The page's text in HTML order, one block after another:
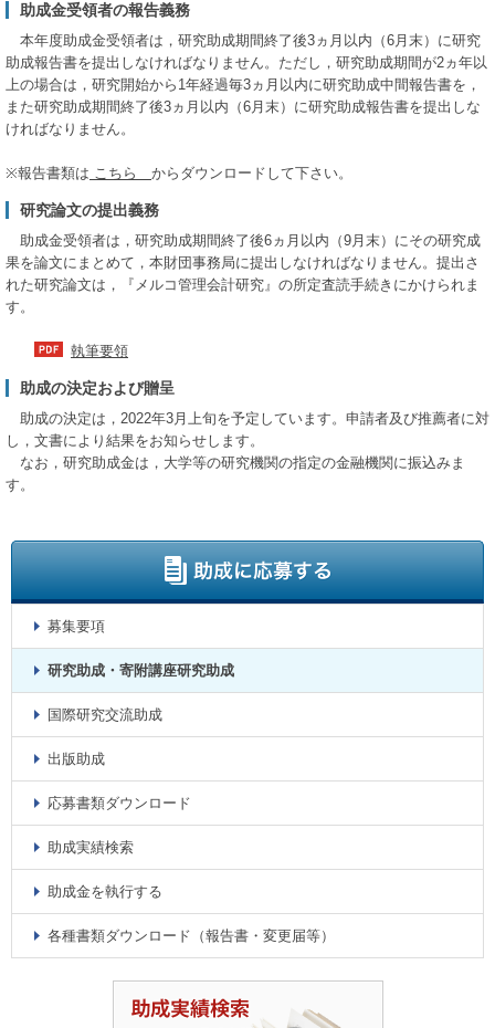
助成金受領者の報告義務
本年度助成金受領者は，研究助成期間終了後3ヵ月以内（6月末）に研究
助成報告書を提出しなければなりません。ただし，研究助成期間が2ヵ年以
上の場合は，研究開始から1年経過毎3ヵ月以内に研究助成中間報告書を，
また研究助成期間終了後3ヵ月以内（6月末）に研究助成報告書を提出しな
ければなりません。
※報告書類は こちら からダウンロードして下さい。
研究論文の提出義務
助成金受領者は，研究助成期間終了後6ヵ月以内（9月末）にその研究成
果を論文にまとめて，本財団事務局に提出しなければなりません。提出さ
れた研究論文は，『メルコ管理会計研究』の所定査読手続きにかけられま
す。
執筆要領
助成の決定および贈呈
助成の決定は，2022年3月上旬を予定しています。申請者及び推薦者に対
し，文書により結果をお知らせします。
なお，研究助成金は，大学等の研究機関の指定の金融機関に振込みま
す。
募集要項
研究助成・寄附講座研究助成
国際研究交流助成
出版助成
応募書類ダウンロード
助成実績検索
助成金を執行する
各種書類ダウンロード（報告書・変更届等）